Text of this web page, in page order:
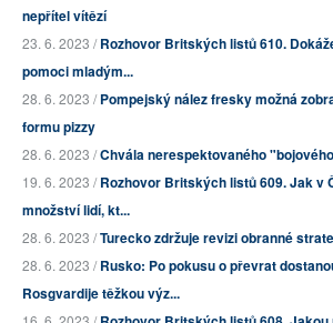
nepřítel vítězí
23. 6. 2023 /Rozhovor Britských listů 610.
pomoci mladým...
28. 6. 2023 /Pompejský nález fresky možná
formu pizzy
28. 6. 2023 /Chvála nerespektovaného
19. 6. 2023 /Rozhovor Britských listů 609. Jak v
množství lidí, kt...
28. 6. 2023 /Turecko zdržuje revizi obranné
28. 6. 2023 /Rusko: Po pokusu o převrat
Rosgvardije těžkou výz...